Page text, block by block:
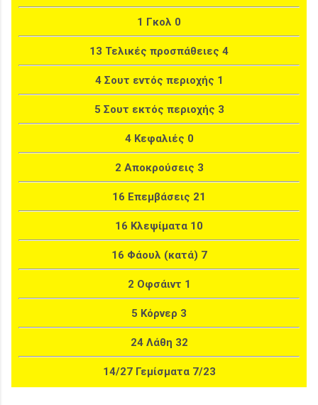
1 Γκολ 0
13 Τελικές προσπάθειες 4
4 Σουτ εντός περιοχής 1
5 Σουτ εκτός περιοχής 3
4 Κεφαλιές 0
2 Αποκρούσεις 3
16 Επεμβάσεις 21
16 Κλεψίματα 10
16 Φάουλ (κατά) 7
2 Οφσάιντ 1
5 Κόρνερ 3
24 Λάθη 32
14/27 Γεμίσματα 7/23